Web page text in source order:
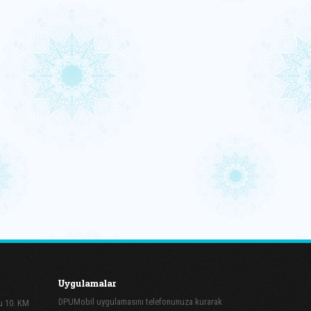
10. KM
Uygulamalar
DPUMobil uygulamasını telefonunuza kurarak